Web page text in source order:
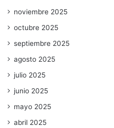
noviembre 2025
octubre 2025
septiembre 2025
agosto 2025
julio 2025
junio 2025
mayo 2025
abril 2025